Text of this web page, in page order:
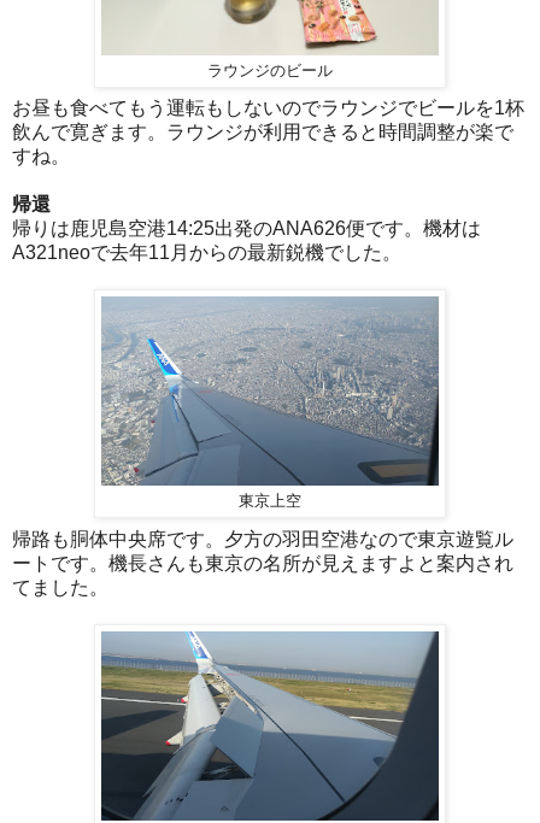
ラウンジのビール
お昼も食べてもう運転もしないのでラウンジでビールを1杯
飲んで寛ぎます。ラウンジが利用できると時間調整が楽で
すね。
帰還
帰りは鹿児島空港14:25出発のANA626便です。機材は
A321neoで去年11月からの最新鋭機でした。
東京上空
帰路も胴体中央席です。夕方の羽田空港なので東京遊覧ル
ートです。機長さんも東京の名所が見えますよと案内され
てました。